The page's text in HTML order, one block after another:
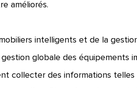
améliorés.
intelligents et de la
globale des équipements
collecter des informations